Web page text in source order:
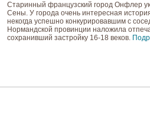
Старинный французский город Онфлер
Сены. У города очень интересная
некогда успешно конкурировавшим с
Нормандской провинции наложила
сохранивший застройку 16-18 веков.